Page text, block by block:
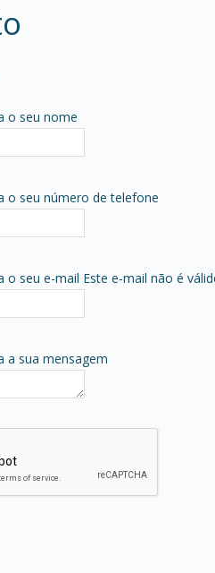
o seu nome
o seu número de telefone
o seu e-mail Este e-mail não é
a sua mensagem